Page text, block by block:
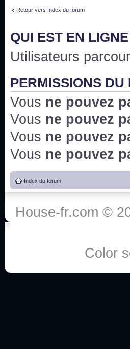
Retour vers Index du forum
QUI EST EN LIGNE
Utilisateurs
PERMISSIONS DU
Vous ne pouvez
Vous ne pouvez
Vous ne pouvez
Vous ne pouvez
Index du forum
House-fr.com ©
Color